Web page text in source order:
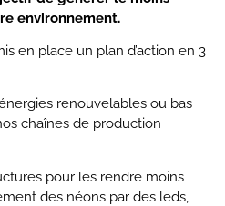
environnement.
en place un plan d’action en 3
renouvelables ou bas
chaînes de production
pour les rendre moins
des néons par des leds,